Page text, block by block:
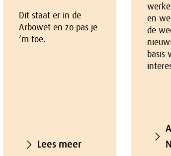
Dit staat er in de
Arbowet en zo pas je
‘m toe.
Lees meer
en
de
basis